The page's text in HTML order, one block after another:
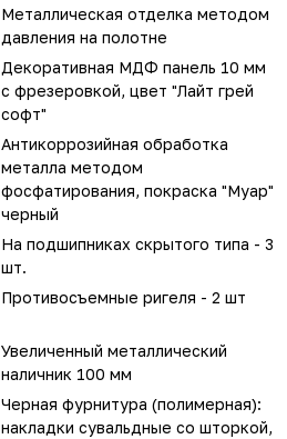
Металлическая отделка методом
давления на полотне
Декоративная МДФ панель 10 мм
с фрезеровкой, цвет "Лайт грей
софт"
Антикоррозийная обработка
металла методом
фосфатирования, покраска "Муар"
черный
На подшипниках скрытого типа - 3
шт.
Противосъемные ригеля - 2 шт
Увеличенный металлический
наличник 100 мм
Черная фурнитура (полимерная):
накладки сувальдные со шторкой,